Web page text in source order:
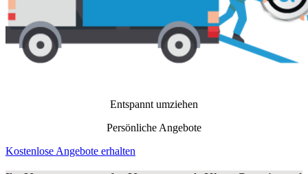
Entspannt umziehen
Persönliche Angebote
Kostenlose Angebote erhalten